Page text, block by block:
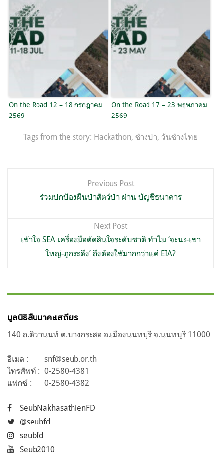
On the Road 12 – 18 กรกฎาคม
2569
On the Road 17 – 23 พฤษภาคม
2569
Tags from the story: Hackathon, ช้างป่า, วันช้างไทย
Previous Post
ร่วมปกป้องผืนป่าสัตว์ป่า ผ่าน บัญชีธนาคาร
Next Post
เข้าใจ SEA เครื่องมือตัดสินใจระดับชาติ ทำไม ‘จะนะ-เขา
ใหญ่-ภูกระดึง’ ถึงต้องใช้มากกว่าแค่ EIA?
มูลนิธิสืบนาคะเสถียร
140 ถ.ติวานนท์ ต.บางกระสอ อ.เมืองนนทบุรี จ.นนทบุรี 11000
อีเมล :
snf@seub.or.th
โทรศัพท์ : 0-2580-4381
แฟกซ์ :
0-2580-4382
SeubNakhasathienFD
@seubfd
seubfd
Seub2010